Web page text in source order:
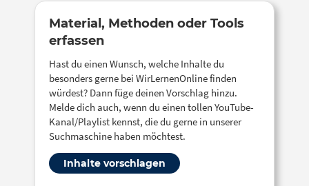
Material, Methoden oder Tools
erfassen
Hast du einen Wunsch, welche Inhalte du
besonders gerne bei WirLernenOnline finden
würdest? Dann füge deinen Vorschlag hinzu.
Melde dich auch, wenn du einen tollen YouTube-
Kanal/Playlist kennst, die du gerne in unserer
Suchmaschine haben möchtest.
Inhalte vorschlagen